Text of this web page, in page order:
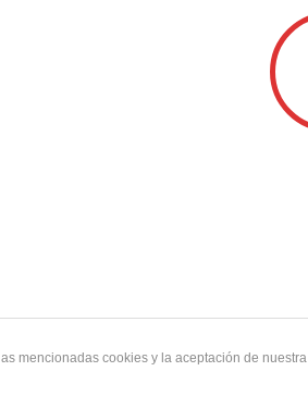
mencionadas cookies y la aceptación de nuestra